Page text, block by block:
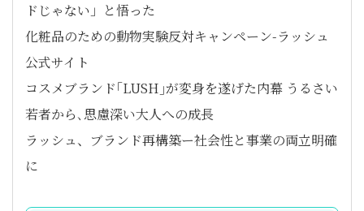
ドじゃない」と悟った
化粧品のための動物実験反対キャンペーン-ラッシュ
公式サイト
コスメブランド｢LUSH｣が変身を遂げた内幕 うるさい
若者から､思慮深い大人への成長
ラッシュ、ブランド再構築ー社会性と事業の両立明確
に